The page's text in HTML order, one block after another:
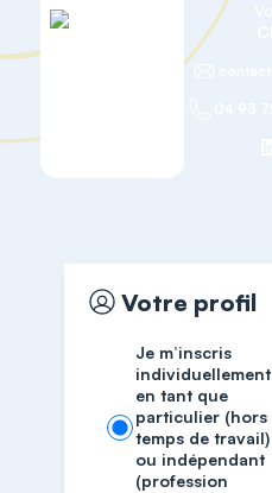
Votre profil
Je m’inscris
individuellement
en tant que
particulier (hors
temps de travail)
ou indépendant
(profession